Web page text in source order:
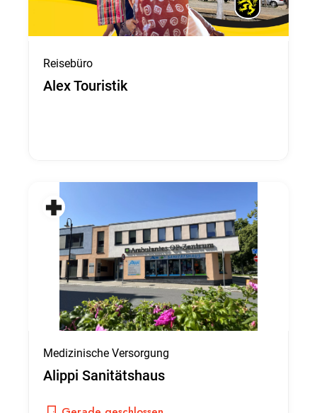
Reisebüro
Alex Touristik
Medizinische Versorgung
Alippi Sanitätshaus